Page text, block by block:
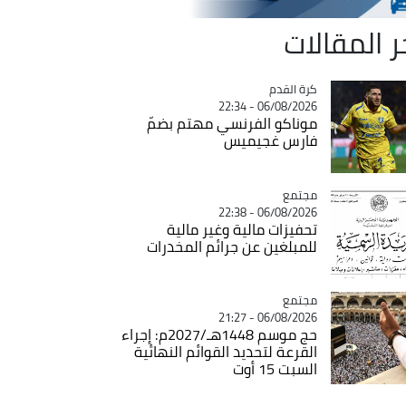
المقالات
Catégorie
كرة القدم
06/08/2026 - 22:34
موناكو الفرنسي مهتم بضمّ
فارس غجيميس
Catégorie
مجتمع
06/08/2026 - 22:38
تحفيزات مالية وغير مالية
للمبلغين عن جرائم المخدرات
Catégorie
مجتمع
06/08/2026 - 21:27
حج موسم 1448هـ/2027م: إجراء
القرعة لتحديد القوائم النهائية
السبت 15 أوت